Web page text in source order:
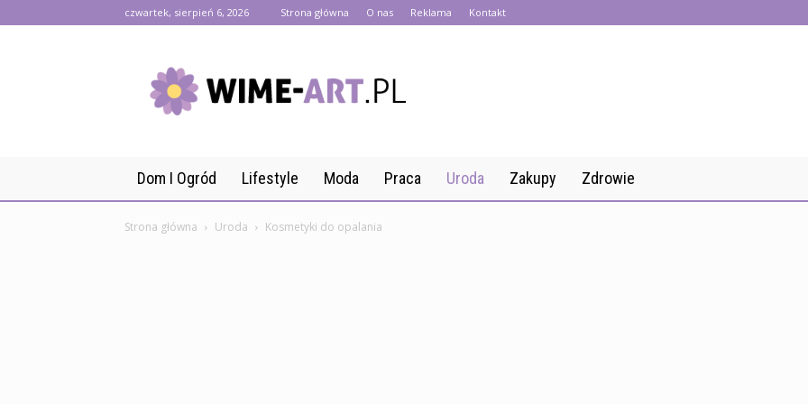
czwartek, sierpień 6, 2026 Strona główna O nas Reklama Kontakt
art.pl
Dom I Ogród Lifestyle Moda Praca Uroda Zakupy Zdrowie
Strona główna Uroda Kosmetyki do opalania